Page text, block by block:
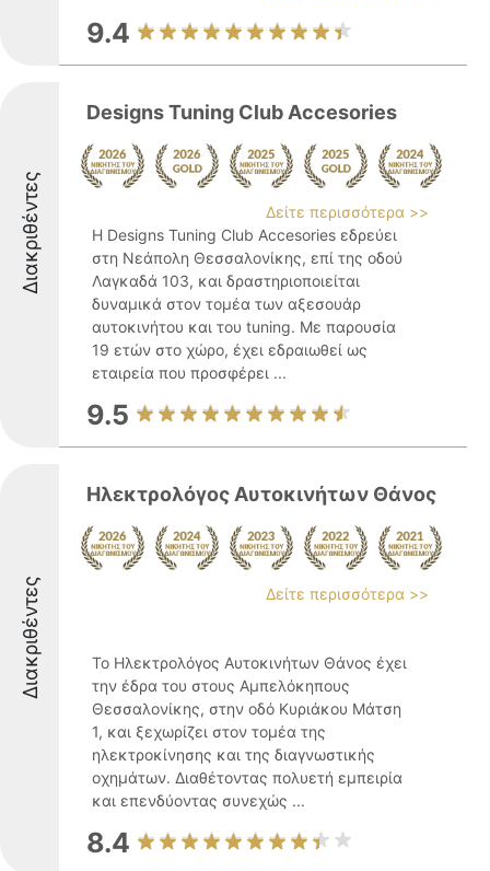
9.4
Διακριθέντες
Designs Tuning Club Accesories
Δείτε περισσότερα >>
Η Designs Tuning Club Accesories εδρεύει
στη Νεάπολη Θεσσαλονίκης, επί της οδού
Λαγκαδά 103, και δραστηριοποιείται
δυναμικά στον τομέα των αξεσουάρ
αυτοκινήτου και του tuning. Με παρουσία
19 ετών στο χώρο, έχει εδραιωθεί ως
εταιρεία που προσφέρει ...
9.5
Διακριθέντες
Ηλεκτρολόγος Αυτοκινήτων Θάνος
Δείτε περισσότερα >>
Το Ηλεκτρολόγος Αυτοκινήτων Θάνος έχει
την έδρα του στους Αμπελόκηπους
Θεσσαλονίκης, στην οδό Κυριάκου Μάτση
1, και ξεχωρίζει στον τομέα της
ηλεκτροκίνησης και της διαγνωστικής
οχημάτων. Διαθέτοντας πολυετή εμπειρία
και επενδύοντας συνεχώς ...
8.4